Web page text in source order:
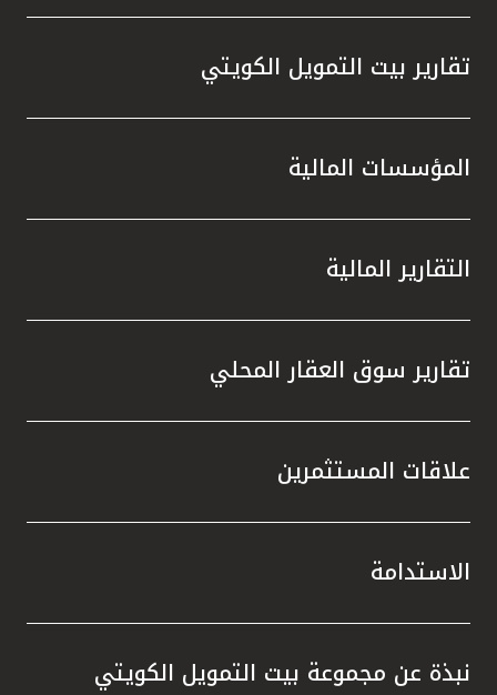
تقارير بيت التمويل الكويتي
المؤسسات المالية
التقارير المالية
تقارير سوق العقار المحلي
علاقات المستثمرين
الاستدامة
نبذة عن مجموعة بيت التمويل الكويتي